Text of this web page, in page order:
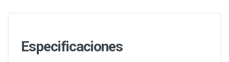
Especificaciones